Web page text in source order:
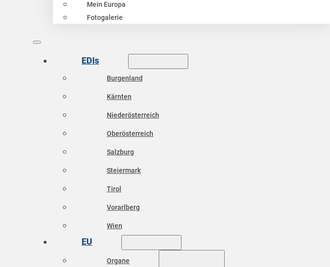
Mein Europa
Fotogalerie
EDIs
Burgenland
Kärnten
Niederösterreich
Oberösterreich
Salzburg
Steiermark
Tirol
Vorarlberg
Wien
EU
Organe